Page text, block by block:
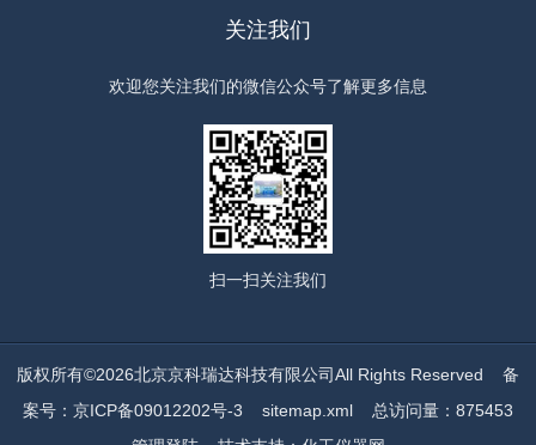
关注我们
欢迎您关注我们的微信公众号了解更多信息
扫一扫关注我们
版权所有©2026北京京科瑞达科技有限公司All Rights Reserved 备
案号：京ICP备09012202号-3
sitemap.xml总访问量：875453